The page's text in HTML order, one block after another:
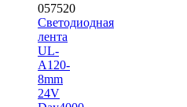
057520
Светодиодная
лента
UL-
A120-
8mm
24V